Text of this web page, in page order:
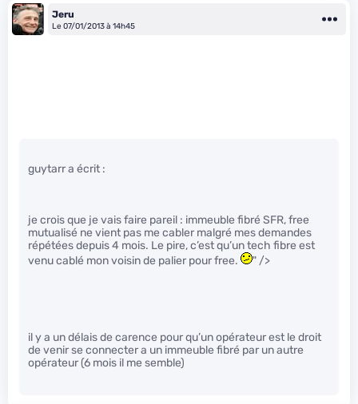
Jeru
Le 07/01/2013 à 14h45
guytarr a écrit :
je crois que je vais faire pareil : immeuble fibré SFR, free
mutualisé ne vient pas me cabler malgré mes demandes
répétées depuis 4 mois. Le pire, c’est qu’un tech fibre est
venu cablé mon voisin de palier pour free.
" />
il y a un délais de carence pour qu’un opérateur est le droit
de venir se connecter a un immeuble fibré par un autre
opérateur (6 mois il me semble)